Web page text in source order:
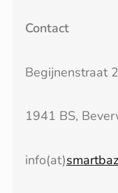
Contact
Begijnenstraat
1941 BS,
info(at)